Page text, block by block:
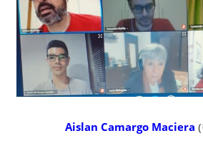
Aislan Camargo Maciera